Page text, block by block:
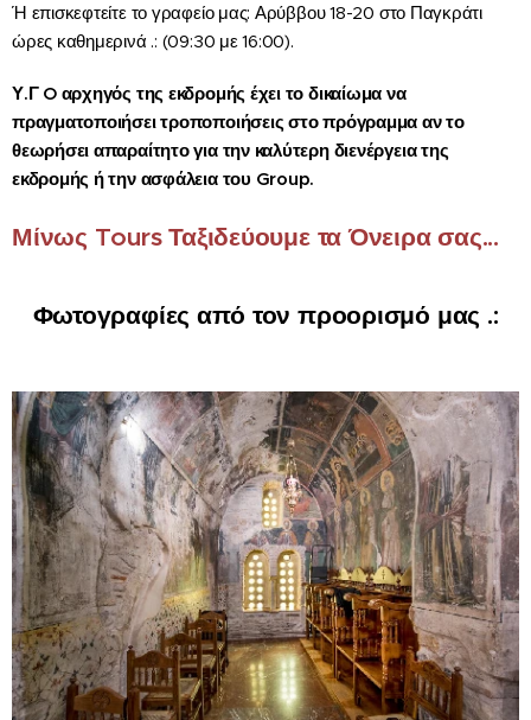
Ή επισκεφτείτε το γραφείο μας: Αρύββου 18-20 στο Παγκράτι
ώρες καθημερινά .: (09:30 με 16:00).
Υ.Γ O αρχηγός της εκδρομής έχει το δικαίωμα να
πραγματοποιήσει τροποποιήσεις στο πρόγραμμα αν το
θεωρήσει απαραίτητο για την καλύτερη διενέργεια της
εκδρομής ή την ασφάλεια του Group.
Μίνως Tours Ταξιδεύουμε τα Όνειρα σας...
Φωτογραφίες από τον προορισμό μας .: